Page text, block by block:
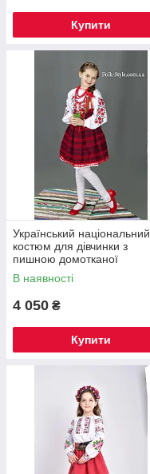
Купити
Український національний
костюм для дівчинки з
пишною домотканої
спідницею і корсетом №38
(122-152см.)
В наявності
4 050 ₴
Купити